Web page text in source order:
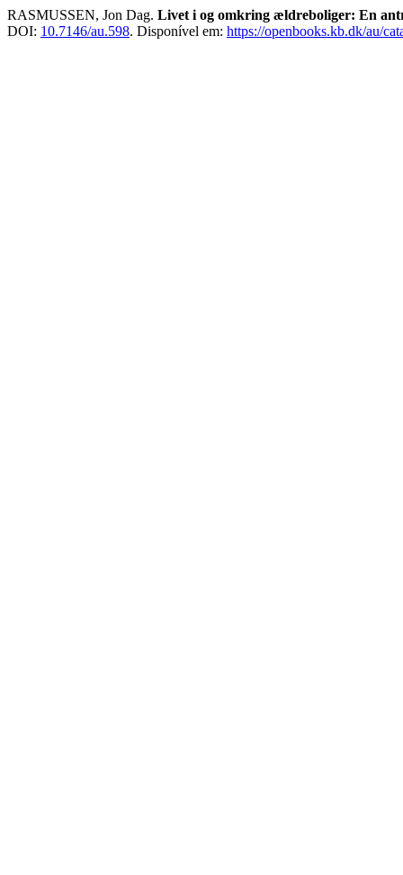
RASMUSSEN, Jon Dag. Livet i og omkring ældreboliger: En
DOI: 10.7146/au.598. Disponível em: https://openbooks.kb.dk/au/